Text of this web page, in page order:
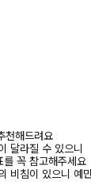
천해드려요
달라질 수 있으니
를 꼭 참고해주세요
비침이 있으니 예